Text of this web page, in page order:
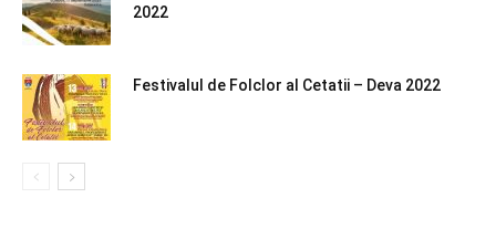
2022
Festivalul de Folclor al Cetatii – Deva 2022